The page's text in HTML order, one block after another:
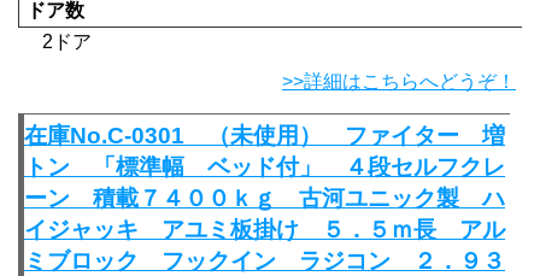
ドア数
2ドア
>>詳細はこちらへどうぞ！
在庫No.C-0301 （未使用） ファイター 増
トン 「標準幅 ベッド付」 ４段セルフクレ
ーン 積載７４００ｋｇ 古河ユニック製 ハ
イジャッキ アユミ板掛け ５．５ｍ長 アル
ミブロック フックイン ラジコン ２．９３